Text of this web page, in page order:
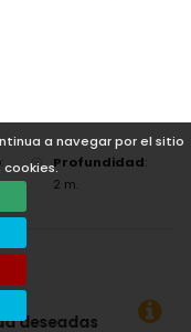
a navegar por el sitio
cookies.
:
Profundidad:
2 m.